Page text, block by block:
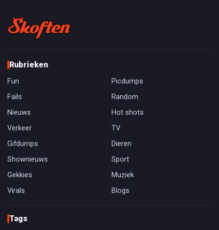
Rubrieken
Fun
Picdumps
Fails
Random
Nieuws
Hot shots
Verkeer
TV
Gifdumps
Dieren
Shownieuws
Sport
Gekkies
Muziek
Virals
Blogs
Tags